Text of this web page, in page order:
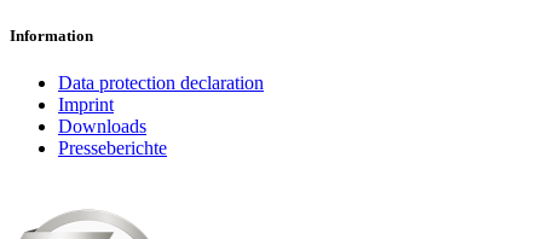
Information
Data protection declaration
Imprint
Downloads
Presseberichte